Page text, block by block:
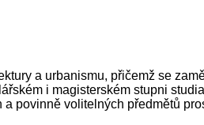
a urbanismu, přičemž se
i magisterském stupni
povinně volitelných předmětů